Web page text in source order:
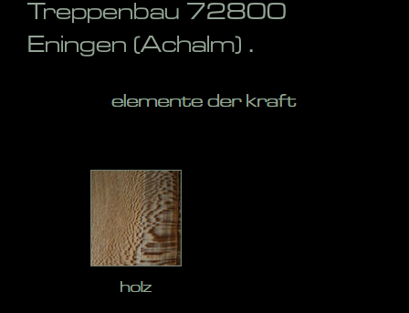
Treppenbau 72800
Eningen (Achalm) .